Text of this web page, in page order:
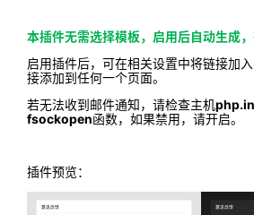
本插件无需选择模板，启用后自动生成，
启用插件后，可在相关设置中将链接加
接添加到任何一个页面。
若无法收到邮件通知，请检查主机
fsockopen函数，如果禁用，请开启。
插件预览：